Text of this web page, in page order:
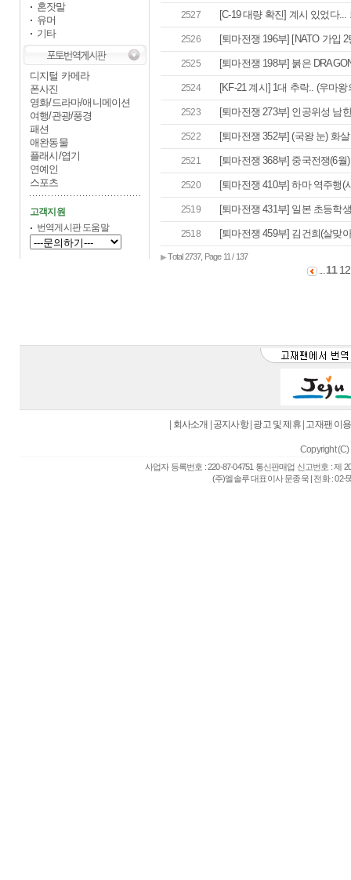
혼잣말
유머
기타
디지털 카메라
폰사진
영화/드라마/애니메이션
여행/관광/풍경
패션
애완동물
플래시/엽기
연예인
스포츠
고객지원
번역게시판 도움말
2527 [C-19 대량 확진] 계시 있었다...
2526 [퇴마전쟁 196부] [NATO 가입
2525 [퇴마전쟁 198부] 붉은
2524 [KF-21 계시] 1대 추락.. (우마
2523 [퇴마전쟁 273부] 인공위성 남
2522 [퇴마전쟁 352부] (국왕 눈) 화
2521 [퇴마전쟁 368부] 중국전쟁(6
2520 [퇴마전쟁 410부] 하마 역주행(
2519 [퇴마전쟁 431부] 일본 초등학
2518 [퇴마전쟁 459부] 김건희(살맞
▶ Total 2737, Page 11 / 137
... 11 12
회사소개 공지사항| 광고 및 제휴| 고재팬 이
Copyright (C)
사업자 등록번호 : 220-87-04751 통신판매업 신고번호 : 제
(주)엘솔루 대표이사 문종욱 | 전화 : 02-